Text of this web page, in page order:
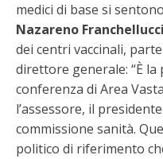
medici di base si
Nazareno
dei centri vaccinali,
direttore generale: “È
conferenza di Area
l’assessore, il
commissione sanità.
politico di riferimento